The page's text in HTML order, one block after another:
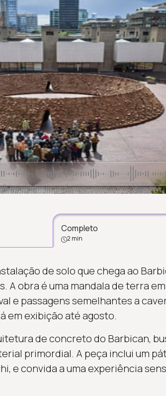
Completo
2 min
de solo que chega ao
A obra é uma mandala de terra
e passagens semelhantes a
em exibição até agosto.
de concreto do Barbican,
primordial. A peça inclui um
e convida a uma experiência